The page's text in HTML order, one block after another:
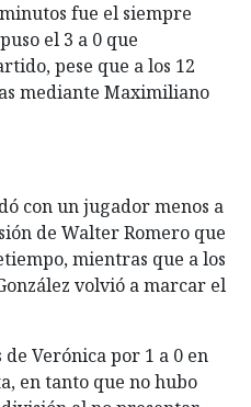
fue el siempre
el 3 a 0 que
pese que a los 12
mediante Maximiliano
con un jugador menos a
de Walter Romero que
mientras que a los
volvió a marcar el
Verónica por 1 a 0 en
en tanto que no hubo